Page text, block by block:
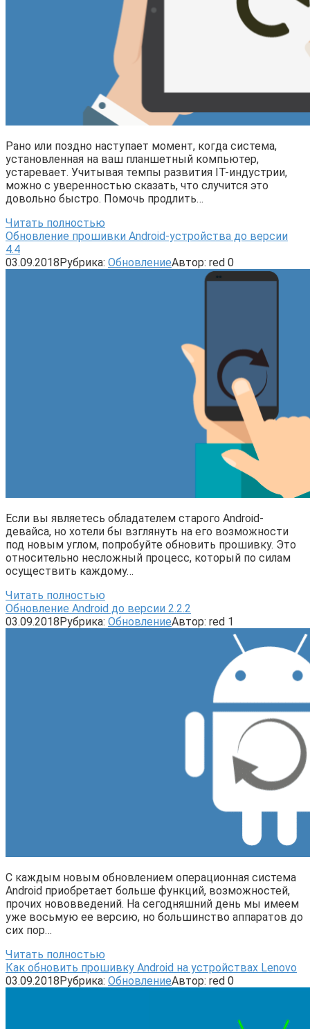
Рано или поздно наступает момент, когда система,
установленная на ваш планшетный компьютер,
устаревает. Учитывая темпы развития IT-индустрии,
можно с уверенностью сказать, что случится это
довольно быстро. Помочь продлить…
Читать полностью
Обновление прошивки Android-устройства до версии
4.4
03.09.2018Рубрика: ОбновлениеАвтор: red 0
Если вы являетесь обладателем старого Android-
девайса, но хотели бы взглянуть на его возможности
под новым углом, попробуйте обновить прошивку. Это
относительно несложный процесс, который по силам
осуществить каждому…
Читать полностью
Обновление Android до версии 2.2.2
03.09.2018Рубрика: ОбновлениеАвтор: red 1
С каждым новым обновлением операционная система
Android приобретает больше функций, возможностей,
прочих нововведений. На сегодняшний день мы имеем
уже восьмую ее версию, но большинство аппаратов до
сих пор…
Читать полностью
Как обновить прошивку Android на устройствах Lenovo
03.09.2018Рубрика: ОбновлениеАвтор: red 0